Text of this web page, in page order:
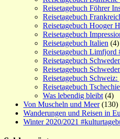
Reisetagebuch Föhrer
Reisetagebuch
Reisetagebuch Hooger
Reisetagebuch
Reisetagebuch Italien (4)
Reisetagebuch Limfjord
Reisetagebuch
Reisetagebuch
Reisetagebuch Schweiz:
Reisetagebuch
Was lebendig bleibt (4)
Von Muscheln und Meer(130)
Wanderungen und Reisen in
Winter 2020/2021